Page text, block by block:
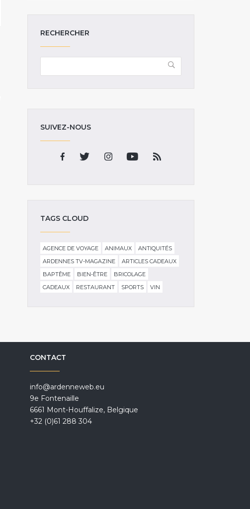
RECHERCHER
SUIVEZ-NOUS
TAGS CLOUD
AGENCE DE VOYAGE ANIMAUX
ANTIQUITÉS
ARDENNES TV-MAGAZINE
ARTICLES CADEAUX
BAPTÊME
BIEN-ÊTRE
BRICOLAGE
CADEAUX
RESTAURANT SPORTS VIN
CONTACT
info@ardenneweb.eu
9e Fontenaille
6661 Mont-Houffalize, Belgique
+32 (0)61 288 304